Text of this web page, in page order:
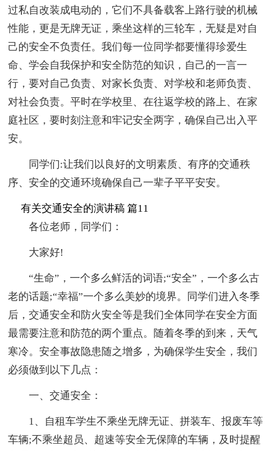
过私自改装成电动的，它们不具备载客上路行驶的机械
性能，更是无牌无证，乘坐这样的三轮车，无疑是对自
己的安全不负责任。我们每一位同学都要懂得珍爱生
命、学会自我保护和安全防范的知识，自己的一言一
行，要对自己负责、对家长负责、对学校和老师负责、
对社会负责。平时在学校里、在往返学校的路上、在家
庭社区，要时刻注意和牢记安全两字，确保自己出入平
安。
同学们:让我们以良好的文明素质、有序的交通秩
序、安全的交通环境确保自己一辈子平平安安。
有关交通安全的演讲稿 篇11
各位老师，同学们：
大家好!
“生命”，一个多么鲜活的词语;“安全”，一个多么古
老的话题;“幸福”一个多么美妙的境界。同学们进入冬季
后，交通安全和防火安全等是我们全体同学在安全方面
最需要注意和防范的两个重点。随着冬季的到来，天气
寒冷。安全事故隐患随之增多，为确保学生安全，我们
必须做到以下几点：
一、交通安全：
1、自租车学生不乘坐无牌无证、拼装车、报废车等
车辆;不乘坐超员、超速等安全无保障的车辆，及时提醒